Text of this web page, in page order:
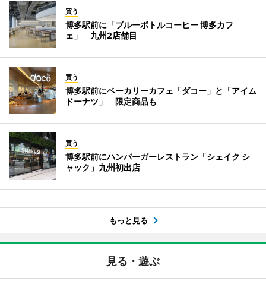
買う
博多駅前に「ブルーボトルコーヒー 博多カフ
ェ」 九州2店舗目
買う
博多駅前にベーカリーカフェ「ダコー」と「アイム
ドーナツ」 限定商品も
買う
博多駅前にハンバーガーレストラン「シェイク シ
ャック」九州初出店
もっと見る
見る・遊ぶ